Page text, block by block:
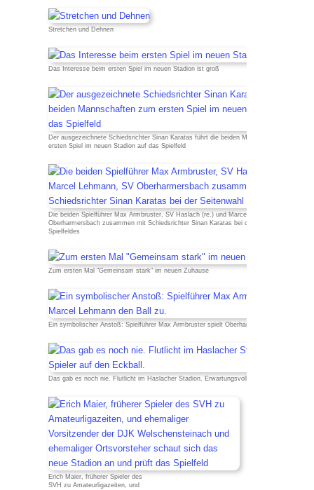
Stretchen und Dehnen
Das Interesse beim ersten Spiel im neuen Stadion ist groß
Der ausgezeichnete Schiedsrichter Sinan Karatas führt die beiden Mannschaften zum
ersten Spiel im neuen Stadion auf das Spielfeld
Die beiden Spielführer Max Armbruster, SV Haslach (re.) und Marcel Lehmann, SV
Oberharmersbach zusammen mit Schiedsrichter Sinan Karatas bei der Seitenwahl des
Spielfeldes
Zum ersten Mal "Gemeinsam stark" im neuen Zuhause
Ein symbolischer Anstoß: Spielführer Max Armbruster spielt Oberharmersbachs
Das gab es noch nie. Flutlicht im Haslacher Stadion. Erwartungsvoll warten die Spieler
Erich Maier, früherer Spieler des
SVH zu Amateurligazeiten, und